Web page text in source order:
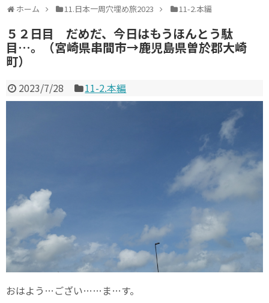
ホーム 11.日本一周穴埋め旅2023 11-2.本編
５２日目 だめだ、今日はもうほんとう駄
目…。（宮崎県串間市→鹿児島県曽於郡大崎
町）
2023/7/28 11-2.本編
おはよう…ござい……ま…す。